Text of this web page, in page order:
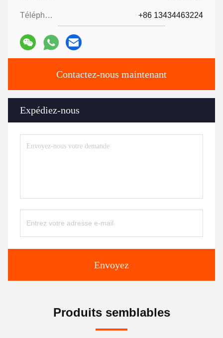
Téléphone: +86 13434463224
Contactez-nous maintenant
Expédiez-nous
Envoyez
Produits semblables